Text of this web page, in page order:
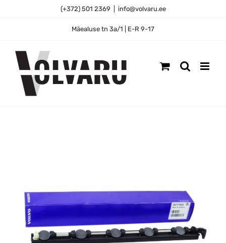
(+372) 501 2369 info@volvaru.ee
Mäealuse tn 3a/1 | E-R 9-17